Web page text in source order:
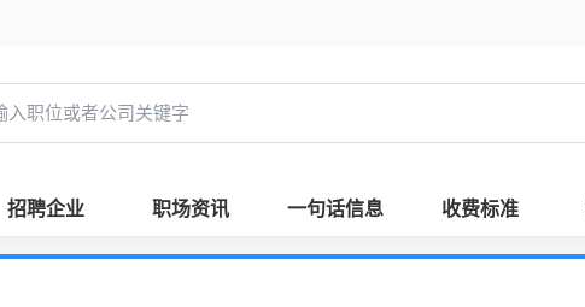
招聘企业 职场资讯 一句话信息 收费标准